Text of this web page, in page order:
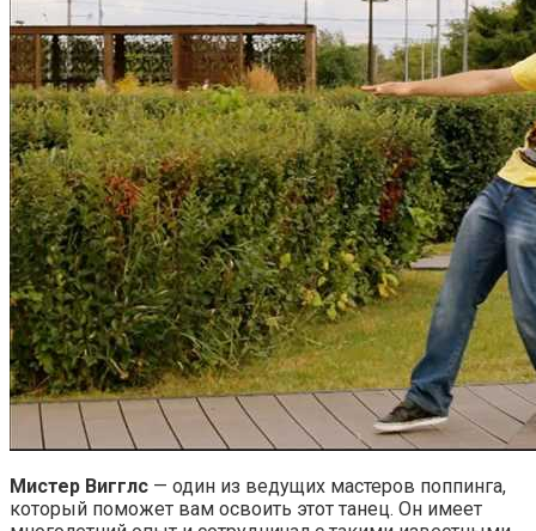
Мистер Вигглс — один из ведущих мастеров поппинга,
который поможет вам освоить этот танец. Он имеет